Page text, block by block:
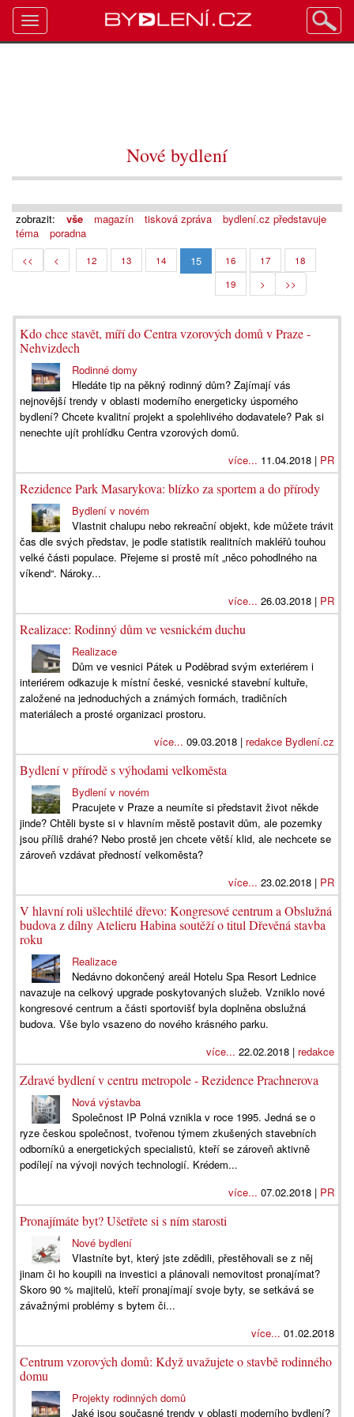
Nové bydlení
zobrazit: vše magazín tisková zpráva
bydlení.cz představuje
téma
poradna
<< < 12 13 14 15 16 17
18
19
> >>
Kdo chce stavět, míří do Centra vzorových domů v Praze -
Nehvizdech
Rodinné domy
Hledáte tip na pěkný rodinný dům? Zajímají vás
nejnovější trendy v oblasti moderního energeticky úsporného
bydlení? Chcete kvalitní projekt a spolehlivého dodavatele? Pak si
nenechte ujít prohlídku Centra vzorových domů.
více... 11.04.2018 | PR
Rezidence Park Masarykova: blízko za sportem a do přírody
Bydlení v novém
Vlastnit chalupu nebo rekreační objekt, kde můžete trávit
čas dle svých představ, je podle statistik realitních makléřů touhou
velké části populace. Přejeme si prostě mít „něco pohodlného na
víkend“. Nároky...
více... 26.03.2018 | PR
Realizace: Rodinný dům ve vesnickém duchu
Realizace
Dům ve vesnici Pátek u Poděbrad svým exteriérem i
interiérem odkazuje k místní české, vesnické stavební kultuře,
založené na jednoduchých a známých formách, tradičních
materiálech a prosté organizaci prostoru.
více... 09.03.2018 | redakce Bydlení.cz
Bydlení v přírodě s výhodami velkoměsta
Bydlení v novém
Pracujete v Praze a neumíte si představit život někde
jinde? Chtěli byste si v hlavním městě postavit dům, ale pozemky
jsou příliš drahé? Nebo prostě jen chcete větší klid, ale nechcete se
zároveň vzdávat předností velkoměsta?
více... 23.02.2018 | PR
V hlavní roli ušlechtilé dřevo: Kongresové centrum a Obslužná
budova z dílny Atelieru Habina soutěží o titul Dřevěná stavba
roku
Realizace
Nedávno dokončený areál Hotelu Spa Resort Lednice
navazuje na celkový upgrade poskytovaných služeb. Vzniklo nové
kongresové centrum a části sportovišť byla doplněna obslužná
budova. Vše bylo vsazeno do nového krásného parku.
více... 22.02.2018 | redakce
Zdravé bydlení v centru metropole - Rezidence Prachnerova
Nová výstavba
Společnost IP Polná vznikla v roce 1995. Jedná se o
ryze českou společnost, tvořenou týmem zkušených stavebních
odborníků a energetických specialistů, kteří se zároveň aktivně
podílejí na vývoji nových technologií. Krédem...
více... 07.02.2018 | PR
Pronajímáte byt? Ušetřete si s ním starosti
Nové bydlení
Vlastníte byt, který jste zdědili, přestěhovali se z něj
jinam či ho koupili na investici a plánovali nemovitost pronajímat?
Skoro 90 % majitelů, kteří pronajímají svoje byty, se setkává se
závažnými problémy s bytem či...
více... 01.02.2018
Centrum vzorových domů: Když uvažujete o stavbě rodinného
domu
Projekty rodinných domů
Jaké jsou současné trendy v oblasti moderního bydlení?
Toggle
navigation